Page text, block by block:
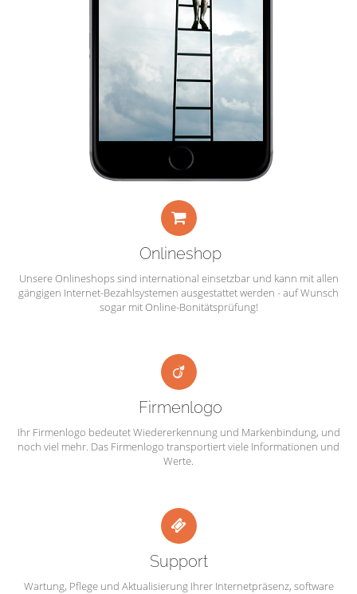
Onlineshop
Unsere Onlineshops sind international einsetzbar und kann mit allen
gängigen Internet-Bezahlsystemen ausgestattet werden - auf Wunsch
sogar mit Online-Bonitätsprüfung!
Firmenlogo
Ihr Firmenlogo bedeutet Wiedererkennung und Markenbindung, und
noch viel mehr. Das Firmenlogo transportiert viele Informationen und
Werte.
Support
Wartung, Pflege und Aktualisierung Ihrer Internetpräsenz, software